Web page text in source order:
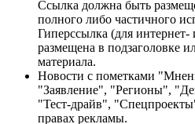
Ссылка должна быть
полного либо частичного
Гиперссылка (для
размещена в подзаголовке
материала.
Новости с пометками
"Заявление", "Регионы",
"Тест-драйв",
правах рекламы.